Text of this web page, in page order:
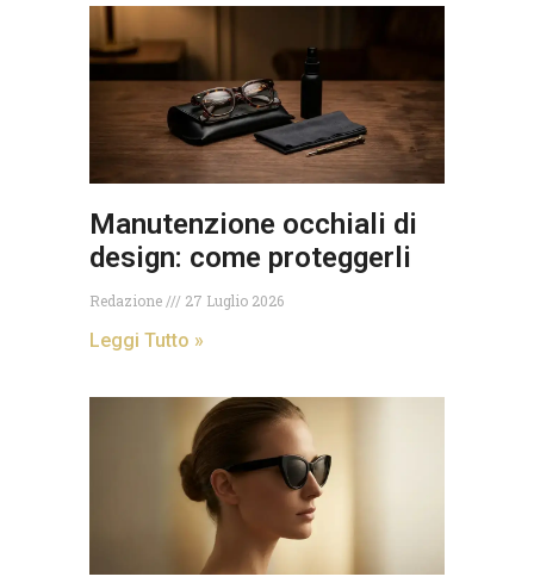
Manutenzione occhiali di
design: come proteggerli
Redazione 27 Luglio 2026
Leggi Tutto »